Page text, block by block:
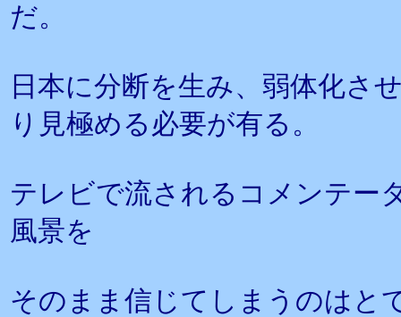
だ。
日本に分断を生み、弱体化さ
り見極める必要が有る。
テレビで流されるコメンテー
風景を
そのまま信じてしまうのはと